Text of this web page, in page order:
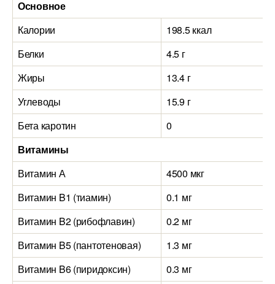
Основное
Калории
198.5 ккал
Белки
4.5 г
Жиры
13.4 г
Углеводы
15.9 г
Бета каротин
0
Витамины
Витамин А
4500 мкг
Витамин B1 (тиамин)
0.1 мг
Витамин B2 (рибофлавин)
0.2 мг
Витамин B5 (пантотеновая)
1.3 мг
Витамин B6 (пиридоксин)
0.3 мг